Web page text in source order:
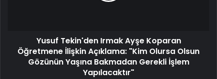
Yusuf Tekin'den Irmak Ayşe Koparan
Öğretmene İlişkin Açıklama: "Kim Olursa Olsun
Gözünün Yaşına Bakmadan Gerekli İşlem
Yapılacaktır"